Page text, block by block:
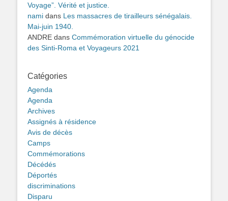
Voyage”. Vérité et justice.
nami dans Les massacres de tirailleurs sénégalais.
Mai-juin 1940.
ANDRE dans Commémoration virtuelle du génocide
des Sinti-Roma et Voyageurs 2021
Catégories
Agenda
Agenda
Archives
Assignés à résidence
Avis de décès
Camps
Commémorations
Décédés
Déportés
discriminations
Disparu